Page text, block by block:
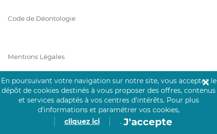
Code de Déontologie
Mentions Légales
Prérequis Click&Care
En poursuivant votre navigation sur notre site, vous acceptez le
dépôt de cookies destinés à vous proposer des offres, contenus
et services adaptés à vos centres d’intérêts. Pour plus
d’informations et paramétrer vos cookies,
cliquez ici
. J'accepte
✕